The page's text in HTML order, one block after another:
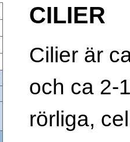
CILIER
Cilier är
och ca 2-
rörliga,